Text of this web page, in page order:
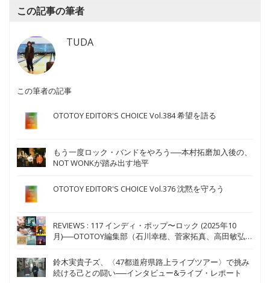
この記事の筆者
TUDA
この筆者の記事
OTOTOY EDITOR'S CHOICE Vol.384 希望を語る
もう一度ロック・バンドをやろう──本村拓磨加入後の、
NOT WONKが踏み出す地平
OTOTOY EDITOR'S CHOICE Vol.376 沈黙を守ろう
REVIEWS : 117 インディ・ポップ〜ロック (2025年10
月)──OTOTOY編集部（石川幸穂、菅家拓真、高田敏弘、
鈴木実貴子ズ、〈47都道府県路上ライブツアー〉で挑み
続ける己との闘い──インタビュー&ライブ・レポート